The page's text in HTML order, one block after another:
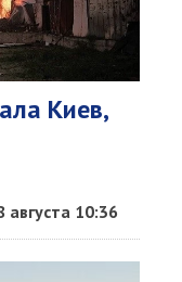
Киев,
августа 10:36